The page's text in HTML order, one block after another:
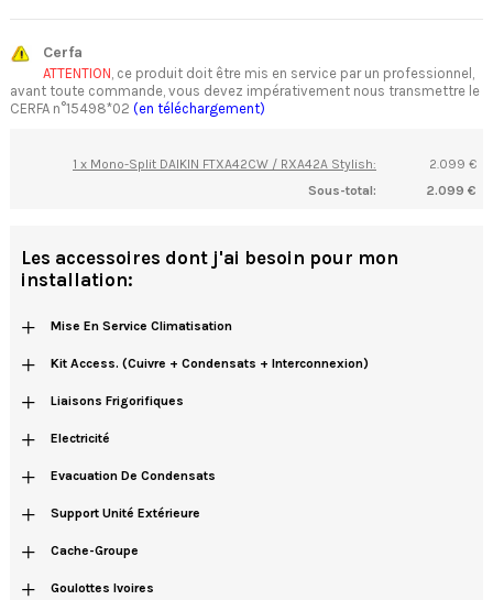
Cerfa
ATTENTION, ce produit doit être mis en service par un professionnel,
avant toute commande, vous devez impérativement nous transmettre le
CERFA n°15498*02 (en téléchargement)
1 x Mono-Split DAIKIN FTXA42CW / RXA42A Stylish:
2.099 €
Sous-total:
2.099 €
Les accessoires dont j'ai besoin pour mon
installation:
+ Mise En Service Climatisation
+ Kit Access. (cuivre + Condensats + Interconnexion)
+ Liaisons Frigorifiques
+ Electricité
+ Evacuation De Condensats
+ Support Unité Extérieure
+ Cache-Groupe
+ Goulottes Ivoires